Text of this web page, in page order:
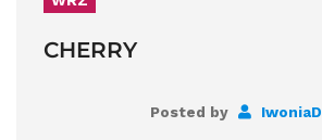
CHERRY
Posted by IwoniaD